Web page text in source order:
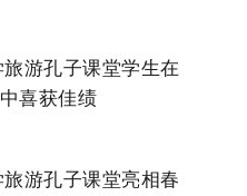
游孔子课堂学生在
喜获佳绩
游孔子课堂亮相春